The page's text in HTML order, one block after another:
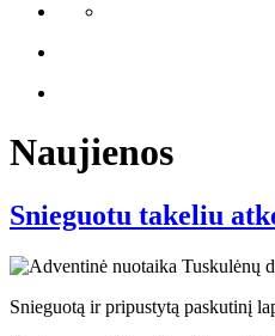
Naujienos
Snieguotu takeliu
Snieguotą ir pripustytą paskutinį